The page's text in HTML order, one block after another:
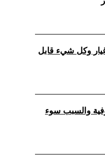
غيار وكل شيء قابل
الجوفية والسبب سوء